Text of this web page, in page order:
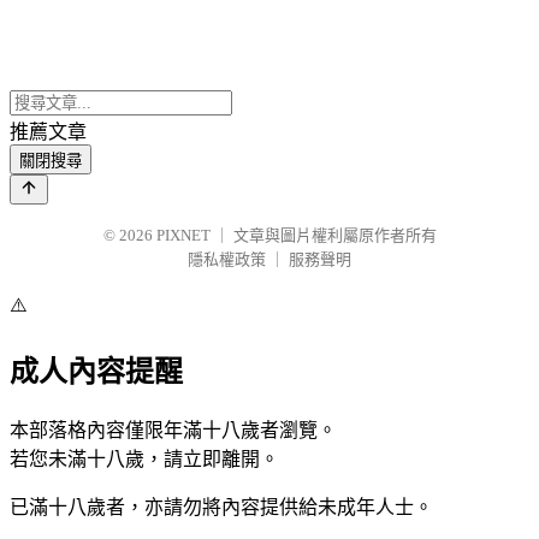
推薦文章
關閉搜尋
© 2026 PIXNET
文章與圖片權利屬原作者所有
隱私權政策
服務聲明
⚠️
成人內容提醒
本部落格內容僅限年滿十八歲者瀏覽。
若您未滿十八歲，請立即離開。
已滿十八歲者，亦請勿將內容提供給未成年人士。